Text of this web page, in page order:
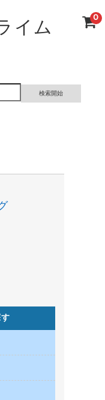
0
紙